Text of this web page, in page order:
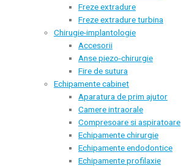
Freze extradure
Freze extradure turbina
Chirugie-implantologie
Accesorii
Anse piezo-chirurgie
Fire de sutura
Echipamente cabinet
Aparatura de prim ajutor
Camere intraorale
Compresoare si aspiratoare
Echipamente chirurgie
Echipamente endodontice
Echipamente profilaxie